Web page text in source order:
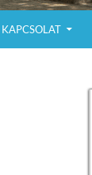
KAPCSOLAT